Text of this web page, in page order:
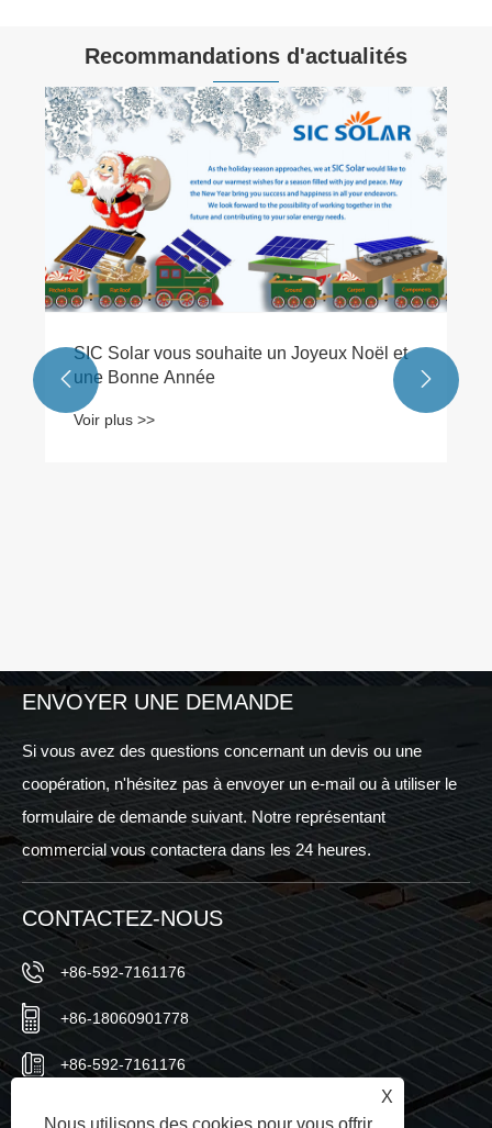
Recommandations d'actualités
SIC Solar vous souhaite un Joyeux Noël et
une Bonne Année
Voir plus >>
 
ENVOYER UNE DEMANDE
Si vous avez des questions concernant un devis ou une
coopération, n'hésitez pas à envoyer un e-mail ou à utiliser le
formulaire de demande suivant. Notre représentant
commercial vous contactera dans les 24 heures.
CONTACTEZ-NOUS
+86-592-7161176
+86-18060901778
+86-592-7161176
X
Nous utilisons des cookies pour vous offrir